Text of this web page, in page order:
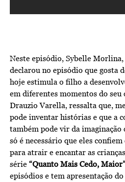
Neste episódio, Sybelle
declarou no episódio que gosta
hoje estimula o filho a
em diferentes momentos do seu
Drauzio Varella, ressalta que,
pode inventar histórias e que a
também pode vir da imaginação
só é necessário que eles
para atrair e encantar as
série “Quanto Mais Cedo,
episódios e tem apresentação do